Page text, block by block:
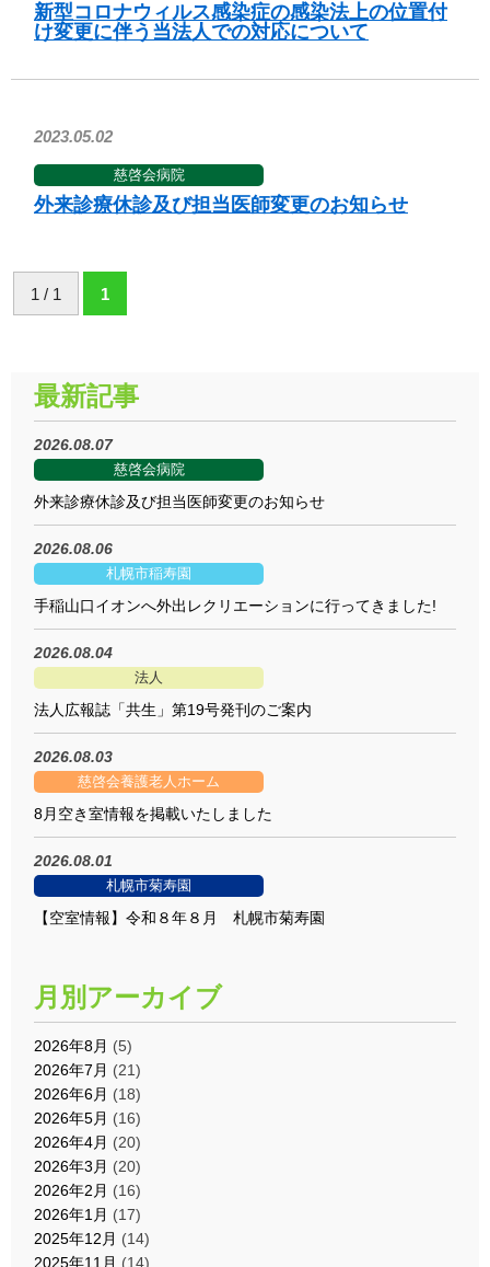
新型コロナウィルス感染症の感染法上の位置付
け変更に伴う当法人での対応について
2023.05.02
慈啓会病院
外来診療休診及び担当医師変更のお知らせ
1 / 1 1
最新記事
2026.08.07
慈啓会病院
外来診療休診及び担当医師変更のお知らせ
2026.08.06
札幌市稲寿園
手稲山口イオンへ外出レクリエーションに行ってきました!
2026.08.04
法人
法人広報誌「共生」第19号発刊のご案内
2026.08.03
慈啓会養護老人ホーム
8月空き室情報を掲載いたしました
2026.08.01
札幌市菊寿園
【空室情報】令和８年８月 札幌市菊寿園
月別アーカイブ
2026年8月 (5)
2026年7月 (21)
2026年6月 (18)
2026年5月 (16)
2026年4月 (20)
2026年3月 (20)
2026年2月 (16)
2026年1月 (17)
2025年12月 (14)
2025年11月 (14)